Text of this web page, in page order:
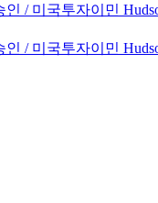
/ 미국투자이민
/ 미국투자이민